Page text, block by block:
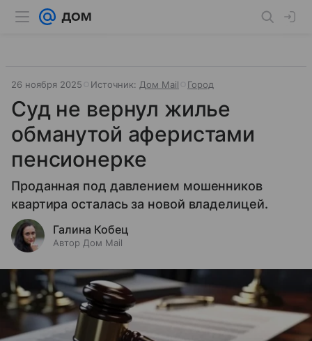
26 ноября 2025 Источник: Дом Mail Город
Суд не вернул жилье
обманутой аферистами
пенсионерке
Проданная под давлением мошенников
квартира осталась за новой владелицей.
Галина Кобец
Автор Дом Mail